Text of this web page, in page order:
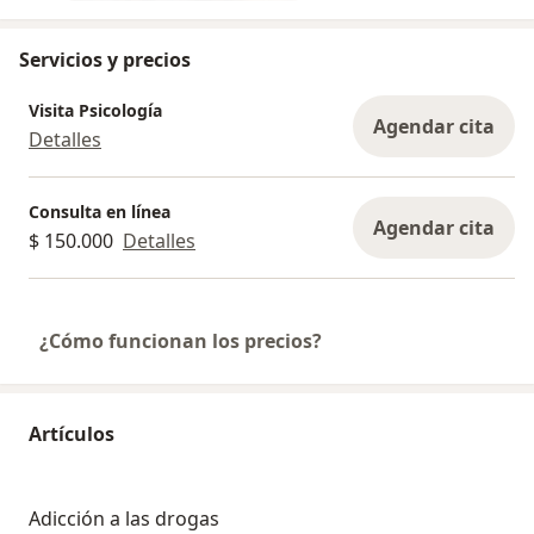
Servicios y precios
Visita Psicología
Detalles Agendar cita
Consulta en línea
$ 150.000 Detalles Agendar cita
¿Cómo funcionan los precios?
Artículos
Adicción a las drogas